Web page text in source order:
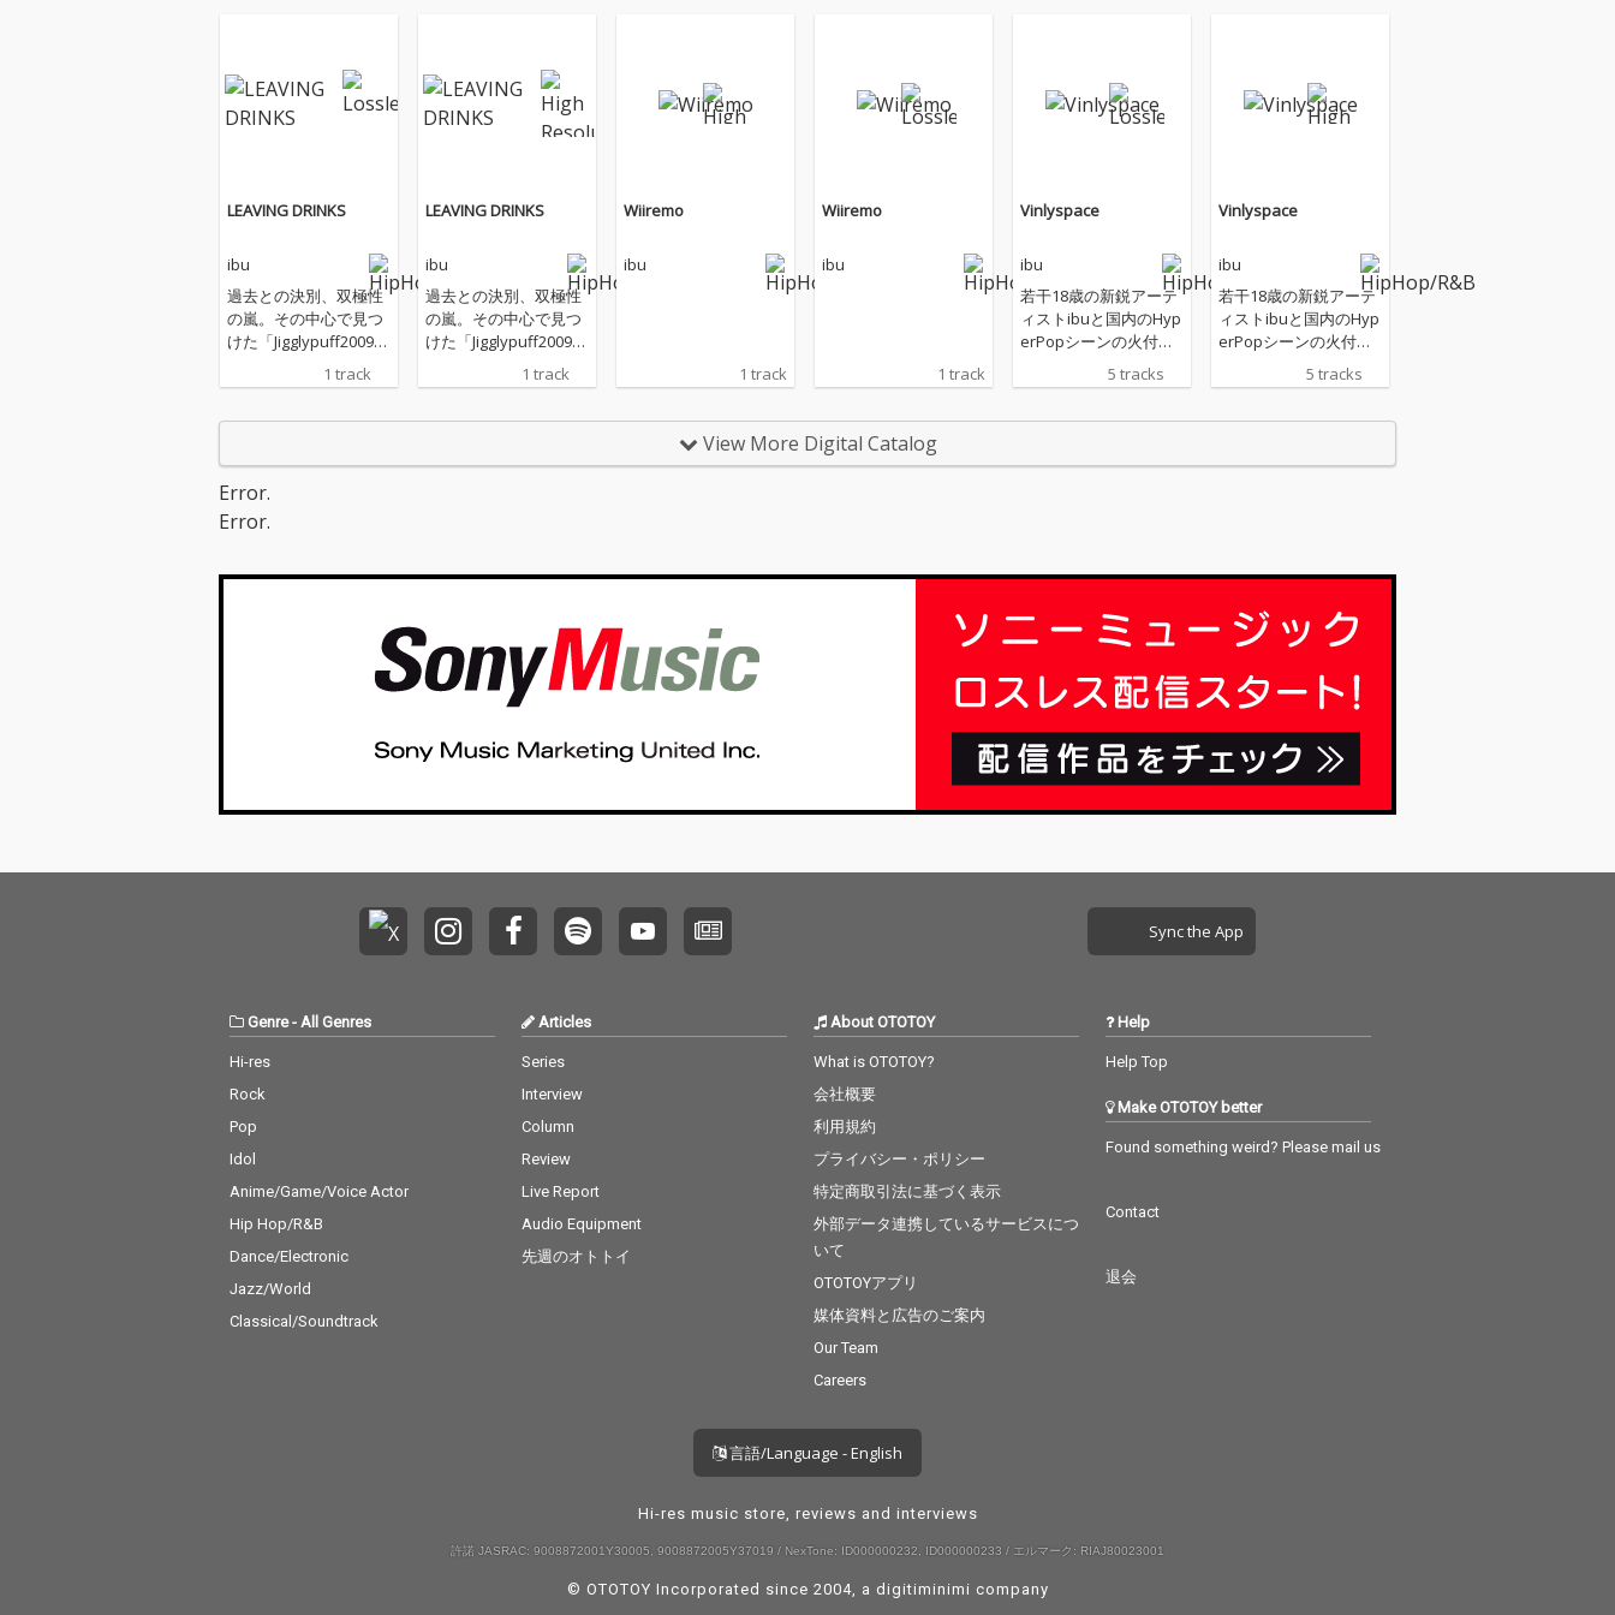
LEAVING DRINKS
ibu
過去との決別、双極性
の嵐。その中心で見つ
けた「Jigglypuff2009」
という避難所。ジャン
ルの境界線上で踊る新
去を切り裂く、覚悟の
共作1stシングル。 ibu
1 track
LEAVING DRINKS
ibu
過去との決別、双極性
の嵐。その中心で見つ
けた「Jigglypuff2009」
という避難所。ジャン
ルの境界線上で踊る新
に、真の再生を果た
す。
1 track
Wiiremo
ibu
1 track
Wiiremo
ibu
1 track
Vinlyspace
ibu
若干18歳の新鋭アーテ
ィストibuと国内のHyp
erPopシーンの火付け
役でもあるCuffboiによ
る共作EPであるVinlys
5 tracks
Vinlyspace
ibu
若干18歳の新鋭アーテ
ィストibuと国内のHyp
erPopシーンの火付け
役でもあるCuffboiによ
る共作EPであるVinlys
5 tracks
View More Digital Catalog
Error.
Error.
Sync the App
Genre- All Genres
Hi-res
Rock
Pop
Idol
Anime/Game/Voice Actor
Hip Hop/R&B
Dance/Electronic
Jazz/World
Classical/Soundtrack
Articles
Series
Interview
Column
Review
Live Report
Audio Equipment
先週のオトトイ
About OTOTOY
What is OTOTOY?
会社概要
利用規約
プライバシー・ポリシー
特定商取引法に基づく表示
外部データ連携しているサービスにつ
いて
OTOTOYアプリ
媒体資料と広告のご案内
Our Team
Careers
Help
Help Top
Make OTOTOY better
Found something weird? Please mail us
Contact
退会
言語/Language - English
Hi-res music store, reviews and interviews
許諾 JASRAC: 9008872001Y30005, 9008872005Y37019 / NexTone: ID000000232, ID000000233 / エルマーク: RIAJ80023001
© OTOTOY Incorporated since 2004, a digitiminimi company